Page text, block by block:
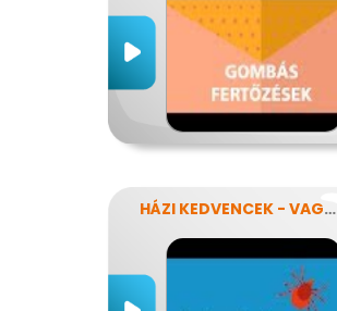
HÁZI KEDVENCEK - VAGY MÉGSEM